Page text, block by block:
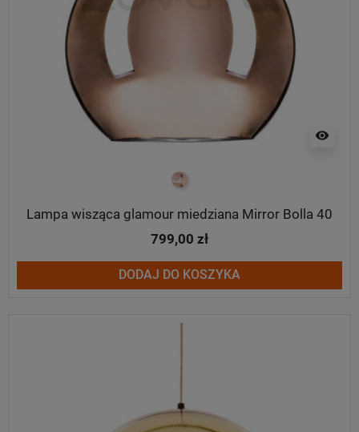
visibility
miedziany
Lampa wisząca glamour miedziana Mirror Bolla 40
799,00 zł
DODAJ DO KOSZYKA